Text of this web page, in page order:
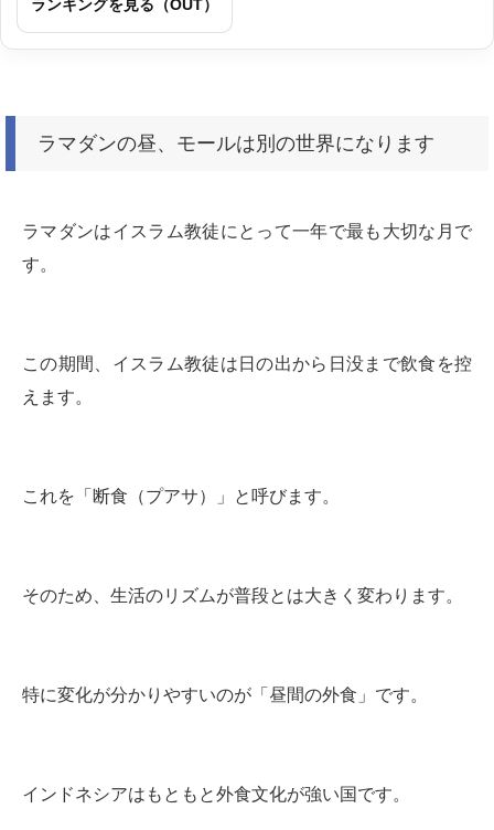
ランキングを見る（OUT）
ラマダンの昼、モールは別の世界になります
ラマダンはイスラム教徒にとって一年で最も大切な月で
す。
この期間、イスラム教徒は日の出から日没まで飲食を控
えます。
これを「断食（プアサ）」と呼びます。
そのため、生活のリズムが普段とは大きく変わります。
特に変化が分かりやすいのが「昼間の外食」です。
インドネシアはもともと外食文化が強い国です。